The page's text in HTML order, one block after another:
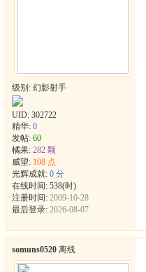
级别: 幻影射手
UID: 302722
精华: 0
发帖: 60
橘果: 282 颗
威望: 108 点
光辉成就: 0 分
在线时间: 538(时)
注册时间: 2009-10-28
最后登录: 2026-08-07
somuns0520 离线